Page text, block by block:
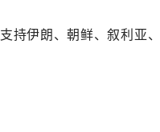
持伊朗、朝鲜、叙利亚